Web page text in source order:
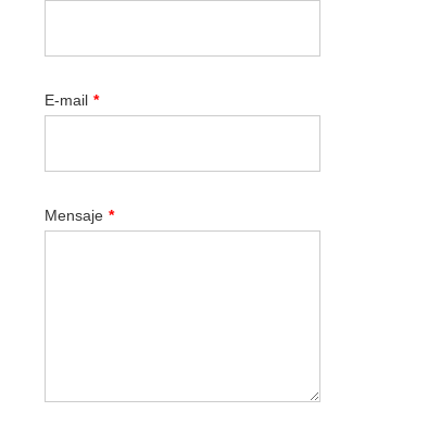
E-mail *
Mensaje *